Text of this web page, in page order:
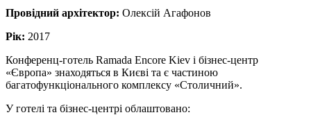
Провідний архітектор: Олексій Агафонов
Рік: 2017
Конференц-готель Ramada Encore Kiev і бізнес-центр
«Європа» знаходяться в Києві та є частиною
багатофункціонального комплексу «Столичний».
У готелі та бізнес-центрі облаштовано: